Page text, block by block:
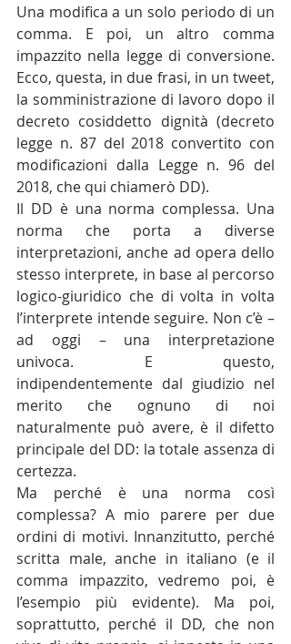
Una modifica a un solo periodo di un
comma. E poi, un altro comma
impazzito nella legge di conversione.
Ecco, questa, in due frasi, in un tweet,
la somministrazione di lavoro dopo il
decreto cosiddetto dignità (decreto
legge n. 87 del 2018 convertito con
modificazioni dalla Legge n. 96 del
2018, che qui chiamerò DD).
Il DD è una norma complessa. Una
norma che porta a diverse
interpretazioni, anche ad opera dello
stesso interprete, in base al percorso
logico-giuridico che di volta in volta
l’interprete intende seguire. Non c’è –
ad oggi – una interpretazione
univoca. E questo,
indipendentemente dal giudizio nel
merito che ognuno di noi
naturalmente può avere, è il difetto
principale del DD: la totale assenza di
certezza.
Ma perché è una norma così
complessa? A mio parere per due
ordini di motivi. Innanzitutto, perché
scritta male, anche in italiano (e il
comma impazzito, vedremo poi, è
l’esempio più evidente). Ma poi,
soprattutto, perché il DD, che non